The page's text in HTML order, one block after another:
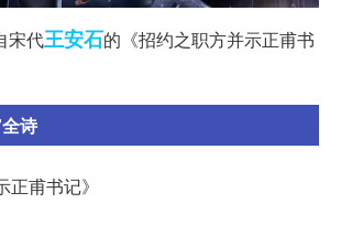
宋代王安石的《招约之职方并示正甫书
诗
正甫书记》